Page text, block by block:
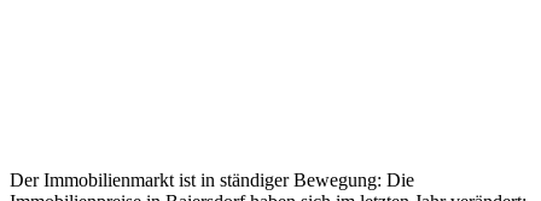
Der Immobilienmarkt ist in ständiger Bewegung: Die